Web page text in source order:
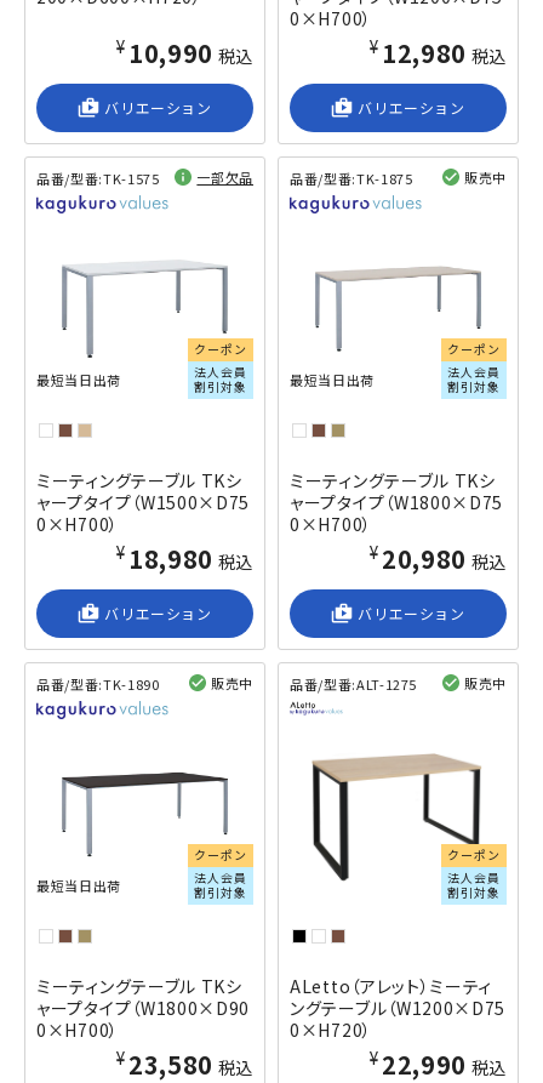
¥10,990 税込
shop_2 バリエーション
0×H700）
¥12,980 税込
shop_2 バリエーション
品番/型番:TK-1575 一部欠品
クーポン
法人会員
割引対象
最短当日出荷
ミーティングテーブル TKシ
ャープタイプ（W1500×D75
0×H700）
¥18,980 税込
shop_2 バリエーション
品番/型番:TK-1875 販売中
クーポン
法人会員
割引対象
最短当日出荷
ミーティングテーブル TKシ
ャープタイプ（W1800×D75
0×H700）
¥20,980 税込
shop_2 バリエーション
品番/型番:TK-1890 販売中
クーポン
法人会員
割引対象
最短当日出荷
ミーティングテーブル TKシ
ャープタイプ（W1800×D90
0×H700）
¥23,580 税込
品番/型番:ALT-1275 販売中
クーポン
法人会員
割引対象
ALetto（アレット）ミーティ
ングテーブル（W1200×D75
0×H720）
¥22,990 税込